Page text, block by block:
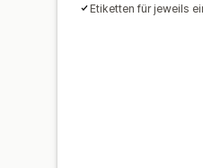
Etiketten für jeweils